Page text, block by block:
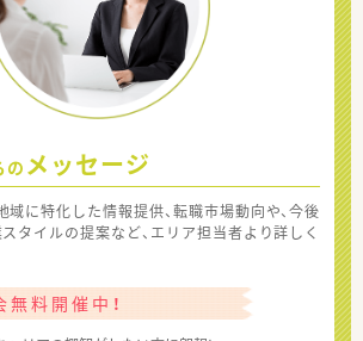
の メッセージ
に特化した情報提供、転職市場動向や、今後
タイルの提案など、エリア担当者より詳しく
料開催中！